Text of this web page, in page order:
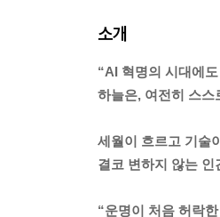
소개
“AI 혁명의 시대에도
하늘은, 여전히 스스
세월이 흐르고 기술
결코 변하지 않는
“운명이 처음 허락